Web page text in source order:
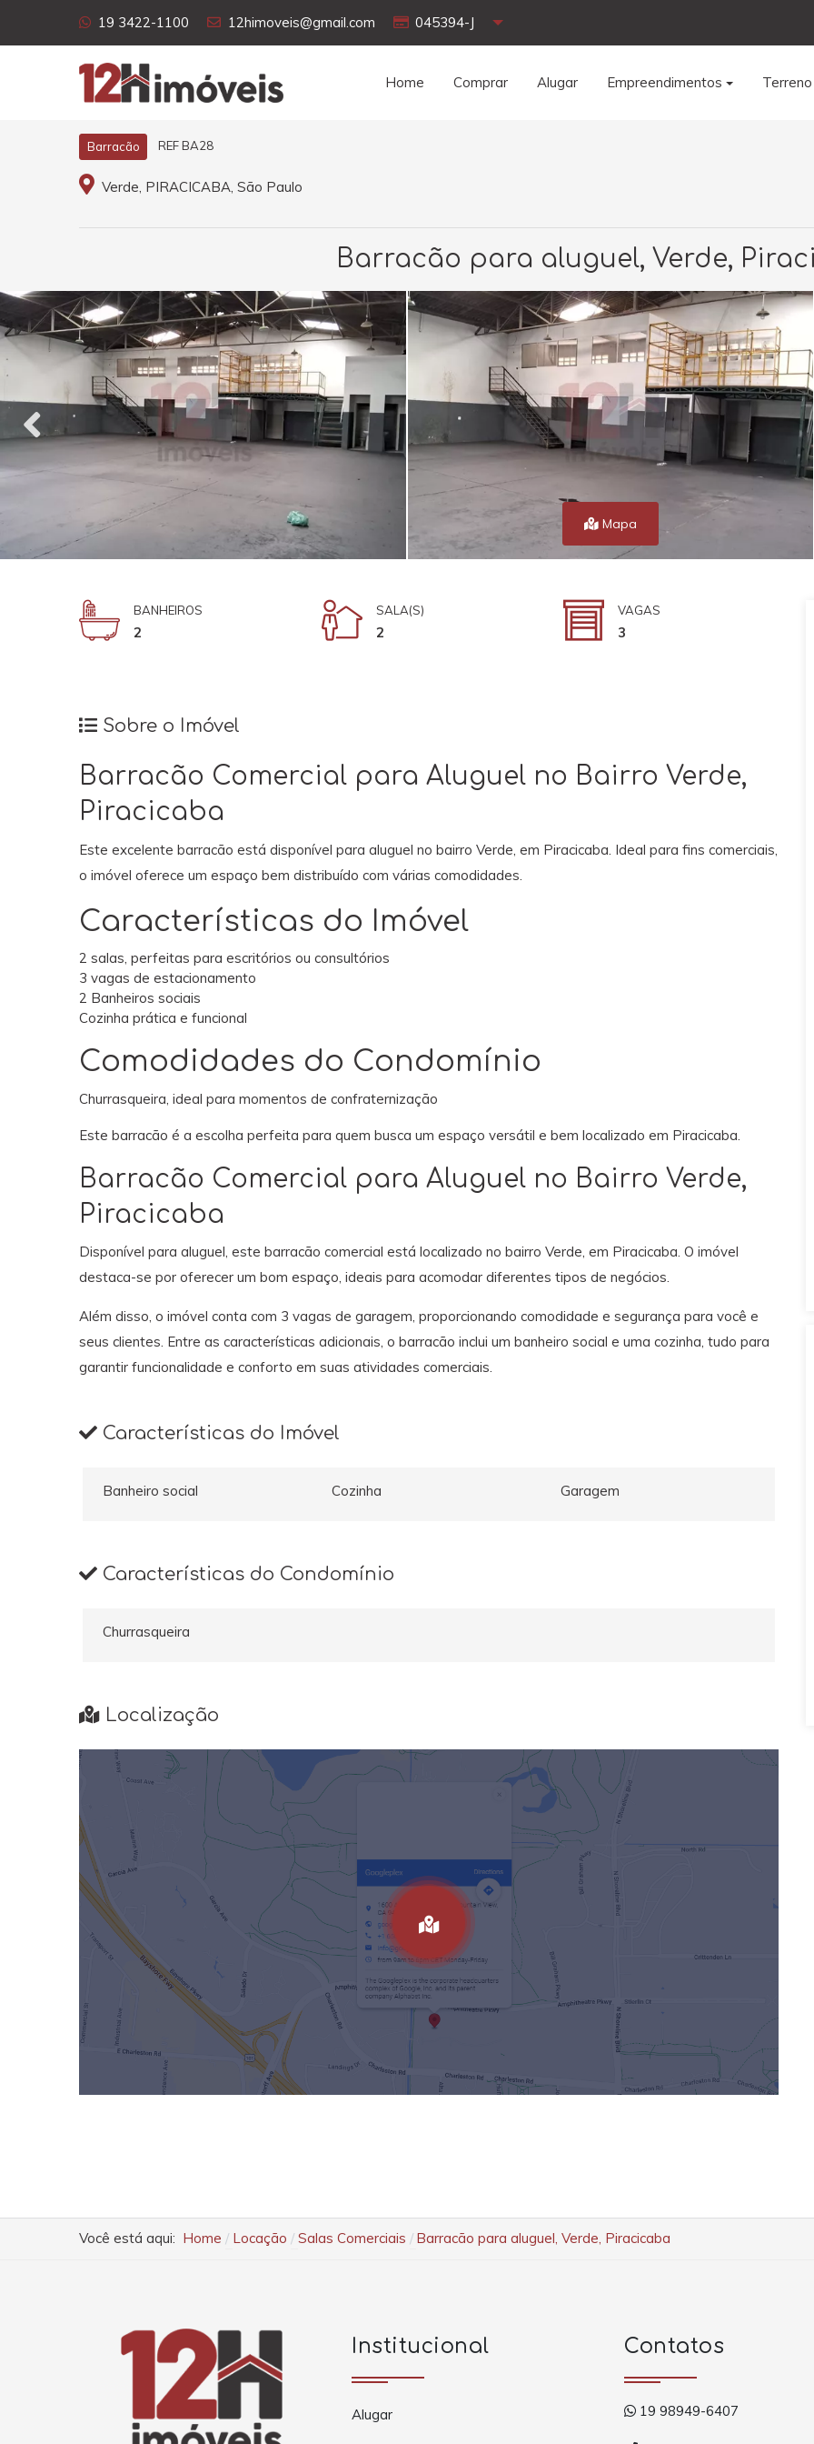
19 3422-1100 12himoveis@gmail.com 045394-J
Home Comprar Alugar Empreendimentos
Barracão REF BA28
Verde, PIRACICABA, São Paulo
Barracão para aluguel, Verde,
Mapa
BANHEIROS
2
SALA(S)
2
VAGAS
3
Sobre o Imóvel
Barracão Comercial para Aluguel no Bairro Verde,
Piracicaba
Este excelente barracão está disponível para aluguel no bairro Verde, em Piracicaba. Ideal para fins comerciais,
o imóvel oferece um espaço bem distribuído com várias comodidades.
Características do Imóvel
2 salas, perfeitas para escritórios ou consultórios
3 vagas de estacionamento
2 Banheiros sociais
Cozinha prática e funcional
Comodidades do Condomínio
Churrasqueira, ideal para momentos de confraternização
Este barracão é a escolha perfeita para quem busca um espaço versátil e bem localizado em Piracicaba.
Barracão Comercial para Aluguel no Bairro Verde,
Piracicaba
Disponível para aluguel, este barracão comercial está localizado no bairro Verde, em Piracicaba. O imóvel
destaca-se por oferecer um bom espaço, ideais para acomodar diferentes tipos de negócios.
Além disso, o imóvel conta com 3 vagas de garagem, proporcionando comodidade e segurança para você e
seus clientes. Entre as características adicionais, o barracão inclui um banheiro social e uma cozinha, tudo para
garantir funcionalidade e conforto em suas atividades comerciais.
Características do Imóvel
Banheiro social Cozinha Garagem
Características do Condomínio
Churrasqueira
Localização
Você está aqui: Home Locação Salas Comerciais Barracão para aluguel, Verde, Piracicaba
Institucional
Alugar
Contatos
19 98949-6407